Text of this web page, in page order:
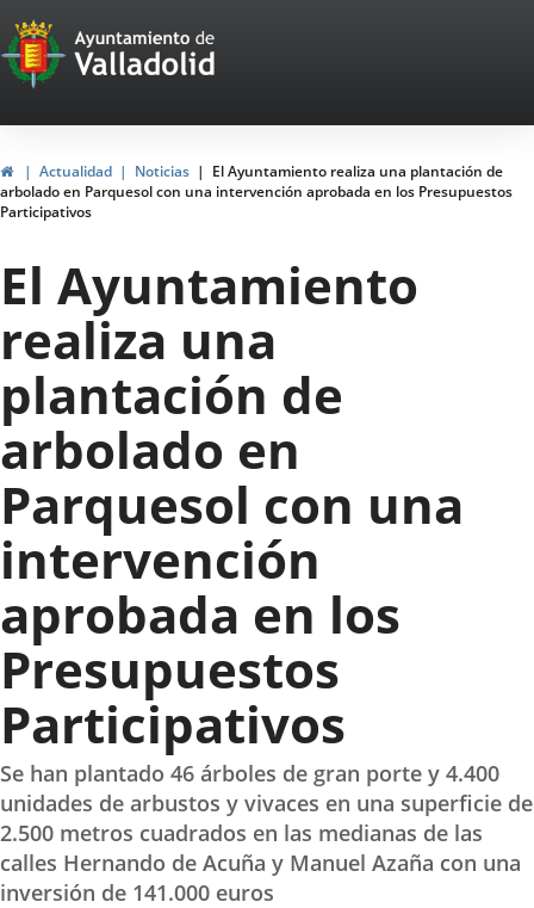
Portal
Web
del
Ayuntamiento
de
Valladolid
InicioActualidad Noticias
El Ayuntamiento realiza una plantación de
arbolado en Parquesol con una intervención aprobada en los Presupuestos
Participativos
El Ayuntamiento
realiza una
plantación de
arbolado en
Parquesol con una
intervención
aprobada en los
Presupuestos
Participativos
Se han plantado 46 árboles de gran porte y 4.400
unidades de arbustos y vivaces en una superficie de
2.500 metros cuadrados en las medianas de las
calles Hernando de Acuña y Manuel Azaña con una
inversión de 141.000 euros